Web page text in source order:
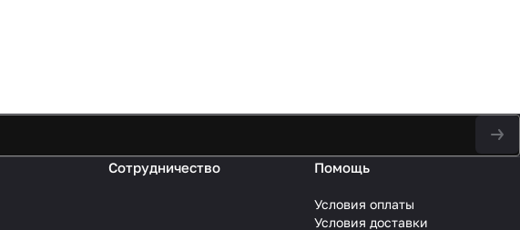
Сотрудничество Помощь
Условия оплаты
Условия доставки